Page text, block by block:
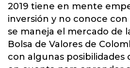
2019 tiene en mente
inversión y no conoce
se maneja el mercado de
Bolsa de Valores de
con algunas